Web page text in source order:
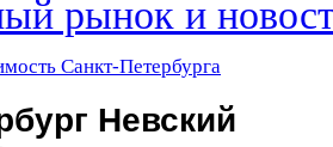
рынок и
Санкт-Петербурга
Невский